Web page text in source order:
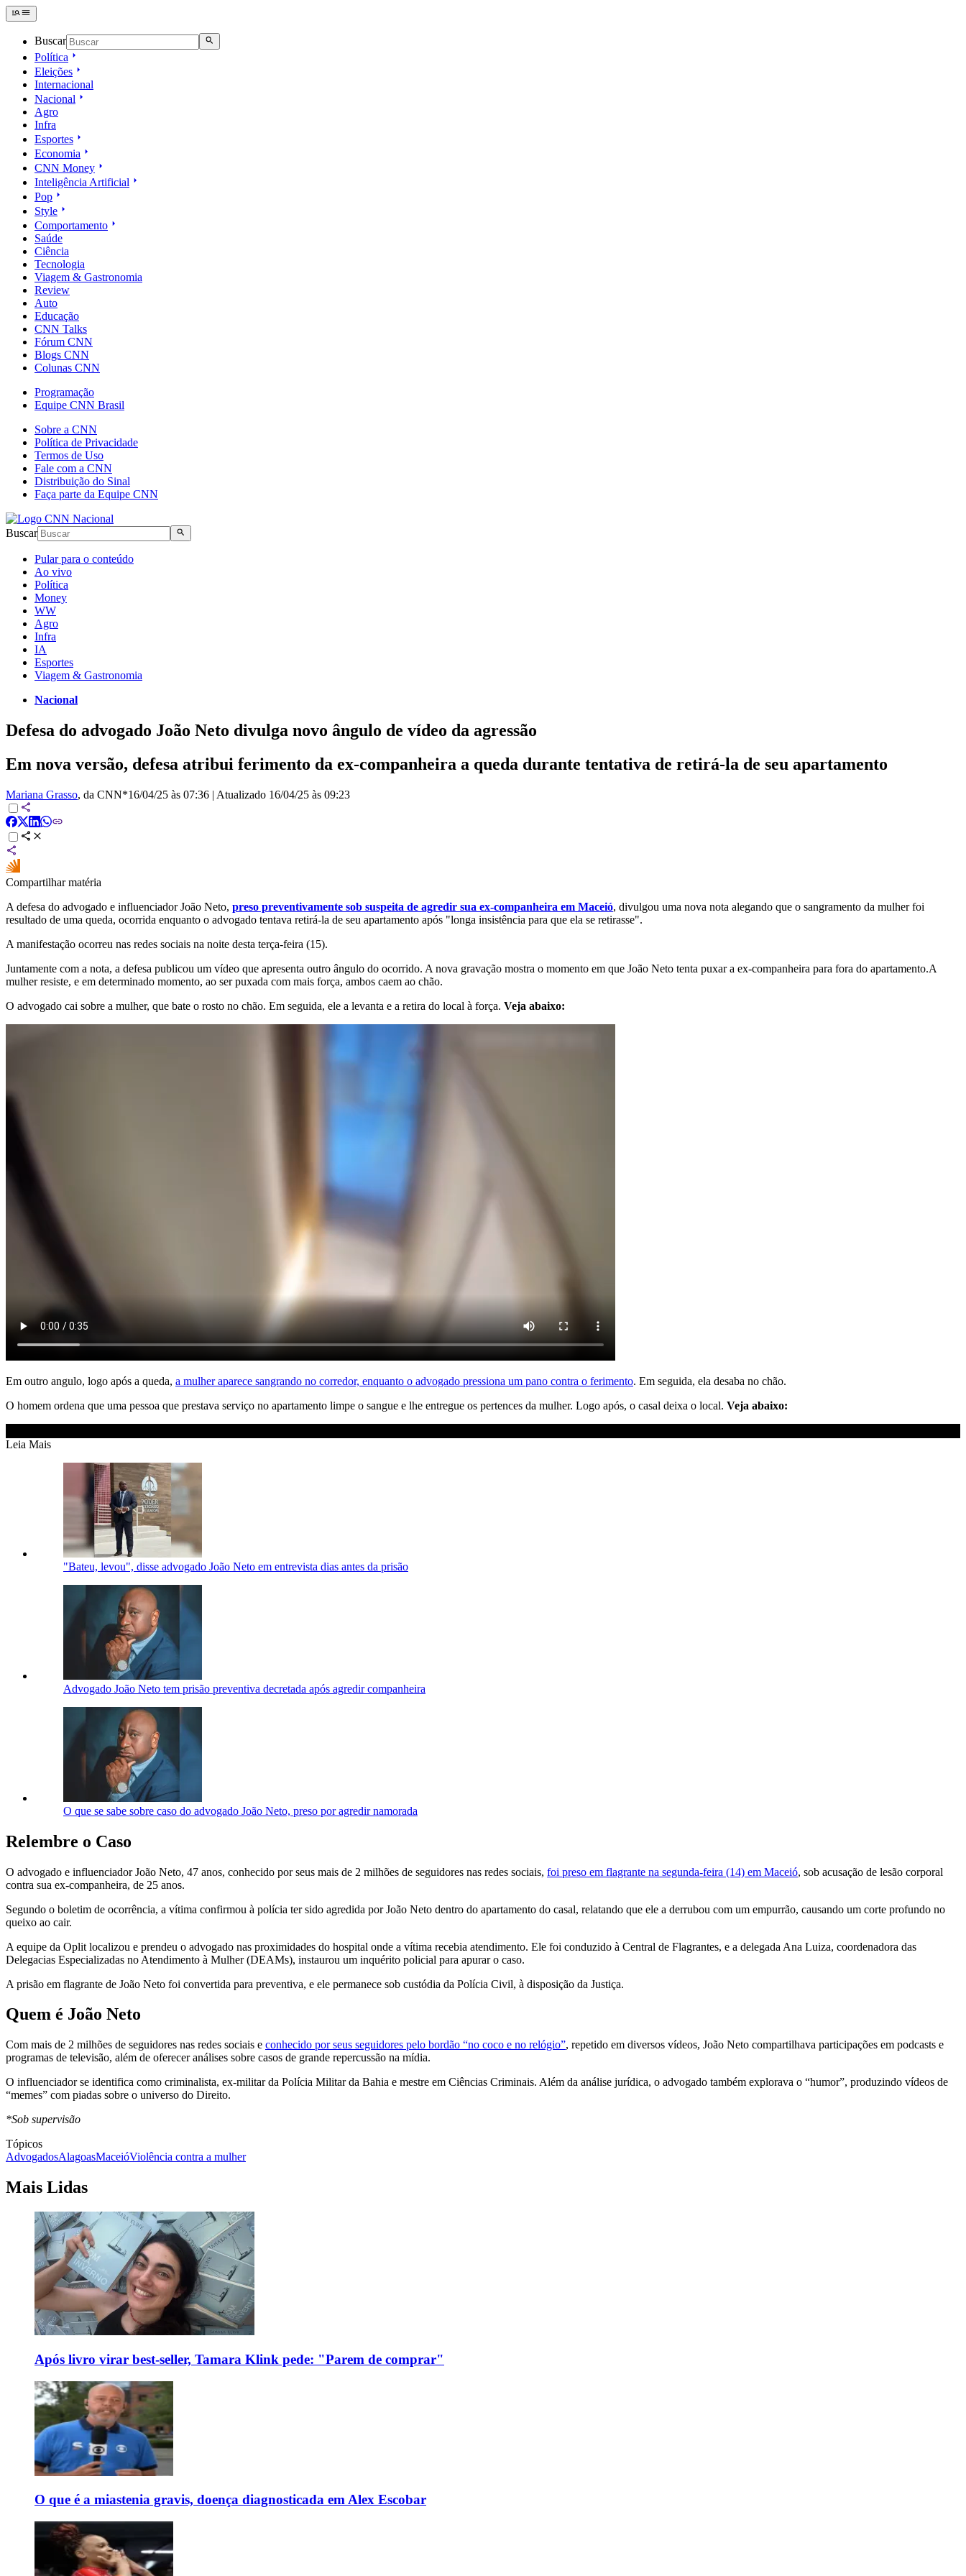
Buscar
Política
Eleições
Internacional
Nacional
Agro
Infra
Esportes
Economia
CNN Money
Inteligência Artificial
Pop
Style
Comportamento
Saúde
Ciência
Tecnologia
Viagem & Gastronomia
Review
Auto
Educação
CNN Talks
Fórum CNN
Blogs CNN
Colunas CNN
Programação
Equipe CNN Brasil
Sobre a CNN
Política de Privacidade
Termos de Uso
Fale com a CNN
Distribuição do Sinal
Faça parte da Equipe CNN
Buscar
Pular para o conteúdo
Ao vivo
Política
Money
WW
Agro
Infra
IA
Esportes
Viagem & Gastronomia
Nacional
Defesa do advogado João Neto divulga novo ângulo de vídeo da agressão
Em nova versão, defesa atribui ferimento da ex-companheira a queda durante tentativa de retirá-la de seu apartamento
Mariana Grasso, da CNN*16/04/25 às 07:36 | Atualizado 16/04/25 às 09:23
Compartilhar matéria
A defesa do advogado e influenciador João Neto, preso preventivamente sob suspeita de agredir sua ex-companheira em Maceió, divulgou uma nova nota alegando que o sangramento da mulher foi
resultado de uma queda, ocorrida enquanto o advogado tentava retirá-la de seu apartamento após "longa insistência para que ela se retirasse".
A manifestação ocorreu nas redes sociais na noite desta terça-feira (15).
Juntamente com a nota, a defesa publicou um vídeo que apresenta outro ângulo do ocorrido. A nova gravação mostra o momento em que João Neto tenta puxar a ex-companheira para fora do apartamento.A
mulher resiste, e em determinado momento, ao ser puxada com mais força, ambos caem ao chão.
O advogado cai sobre a mulher, que bate o rosto no chão. Em seguida, ele a levanta e a retira do local à força. Veja abaixo:
Em outro angulo, logo após a queda, a mulher aparece sangrando no corredor, enquanto o advogado pressiona um pano contra o ferimento. Em seguida, ela desaba no chão.
O homem ordena que uma pessoa que prestava serviço no apartamento limpe o sangue e lhe entregue os pertences da mulher. Logo após, o casal deixa o local. Veja abaixo:
Leia Mais
"Bateu, levou", disse advogado João Neto em entrevista dias antes da prisão
Advogado João Neto tem prisão preventiva decretada após agredir companheira
O que se sabe sobre caso do advogado João Neto, preso por agredir namorada
Relembre o Caso
O advogado e influenciador João Neto, 47 anos, conhecido por seus mais de 2 milhões de seguidores nas redes sociais, foi preso em flagrante na segunda-feira (14) em Maceió, sob acusação de lesão corporal
contra sua ex-companheira, de 25 anos.
Segundo o boletim de ocorrência, a vítima confirmou à polícia ter sido agredida por João Neto dentro do apartamento do casal, relatando que ele a derrubou com um empurrão, causando um corte profundo no
queixo ao cair.
A equipe da Oplit localizou e prendeu o advogado nas proximidades do hospital onde a vítima recebia atendimento. Ele foi conduzido à Central de Flagrantes, e a delegada Ana Luiza, coordenadora das
Delegacias Especializadas no Atendimento à Mulher (DEAMs), instaurou um inquérito policial para apurar o caso.
A prisão em flagrante de João Neto foi convertida para preventiva, e ele permanece sob custódia da Polícia Civil, à disposição da Justiça.
Quem é João Neto
Com mais de 2 milhões de seguidores nas redes sociais e conhecido por seus seguidores pelo bordão “no coco e no relógio”, repetido em diversos vídeos, João Neto compartilhava participações em podcasts e
programas de televisão, além de oferecer análises sobre casos de grande repercussão na mídia.
O influenciador se identifica como criminalista, ex-militar da Polícia Militar da Bahia e mestre em Ciências Criminais. Além da análise jurídica, o advogado também explorava o “humor”, produzindo vídeos de
“memes” com piadas sobre o universo do Direito.
*Sob supervisão
Tópicos
AdvogadosAlagoasMaceióViolência contra a mulher
Mais Lidas
Após livro virar best-seller, Tamara Klink pede: "Parem de comprar"
O que é a miastenia gravis, doença diagnosticada em Alex Escobar